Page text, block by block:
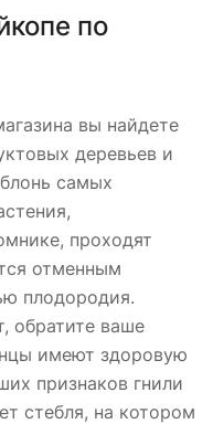
по
вы найдете
деревьев и
самых
проходят
отменным
плодородия.
обратите ваше
имеют здоровую
признаков гнили
стебля, на котором